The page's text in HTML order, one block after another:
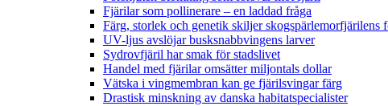
Fjärilar som pollinerare – en laddad fråga
Färg, storlek och genetik skiljer skogspärlemorfjärilens
UV-ljus avslöjar busksnabbvingens larver
Sydrovfjäril har smak för stadslivet
Handel med fjärilar omsätter miljontals dollar
Vätska i vingmembran kan ge fjärilsvingar färg
Drastisk minskning av danska habitatspecialister